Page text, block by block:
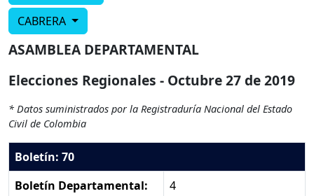
CABRERA
ASAMBLEA DEPARTAMENTAL
Elecciones Regionales - Octubre 27 de 2019
* Datos suministrados por la Registraduría Nacional del Estado
Civil de Colombia
Boletín: 70
Boletín Departamental:
4